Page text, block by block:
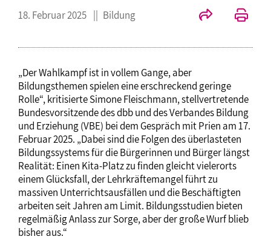
18. Februar 2025 Bildung
„Der Wahlkampf ist in vollem Gange, aber
Bildungsthemen spielen eine erschreckend geringe
Rolle“, kritisierte Simone Fleischmann, stellvertretende
Bundesvorsitzende des dbb und des Verbandes Bildung
und Erziehung (VBE) bei dem Gespräch mit Prien am 17.
Februar 2025. „Dabei sind die Folgen des überlasteten
Bildungssystems für die Bürgerinnen und Bürger längst
Realität: Einen Kita-Platz zu finden gleicht vielerorts
einem Glücksfall, der Lehrkräftemangel führt zu
massiven Unterrichtsausfällen und die Beschäftigten
arbeiten seit Jahren am Limit. Bildungsstudien bieten
regelmäßig Anlass zur Sorge, aber der große Wurf blieb
bisher aus.“